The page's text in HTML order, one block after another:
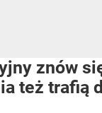
znów
też trafią